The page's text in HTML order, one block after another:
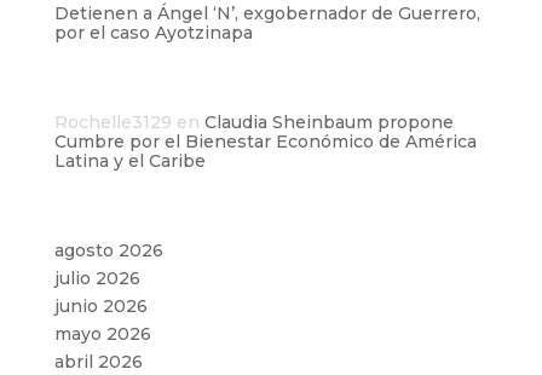
Detienen a Ángel ‘N’, exgobernador de Guerrero,
por el caso Ayotzinapa
Rochelle3129 en Claudia Sheinbaum propone
Cumbre por el Bienestar Económico de América
Latina y el Caribe
agosto 2026
julio 2026
junio 2026
mayo 2026
abril 2026